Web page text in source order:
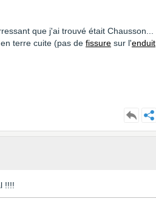
que j'ai trouvé était Chausson...
terre cuite (pas de fissure sur l'enduit
!!!!